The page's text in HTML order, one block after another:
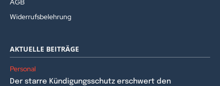
AGB
Widerrufsbelehrung
AKTUELLE BEITRÄGE
Personal
Der starre Kündigungsschutz erschwert den